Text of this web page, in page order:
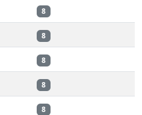
8
8
8
8
8